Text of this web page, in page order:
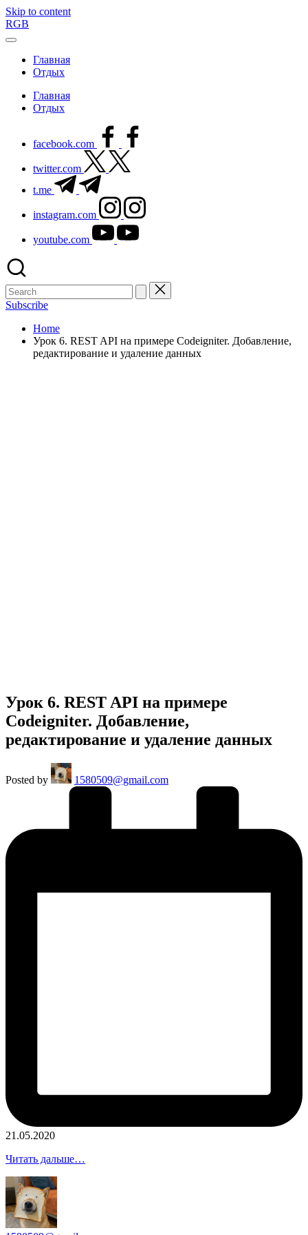
Skip to content
RGB
Главная
Отдых
Главная
Отдых
facebook.com
twitter.com
t.me
instagram.com
youtube.com
Subscribe
Home
Урок 6. REST API на примере Codeigniter. Добавление,
редактирование и удаление данных
Урок 6. REST API на примере
Codeigniter. Добавление,
редактирование и удаление данных
Posted by 1580509@gmail.com
21.05.2020
Читать дальше…